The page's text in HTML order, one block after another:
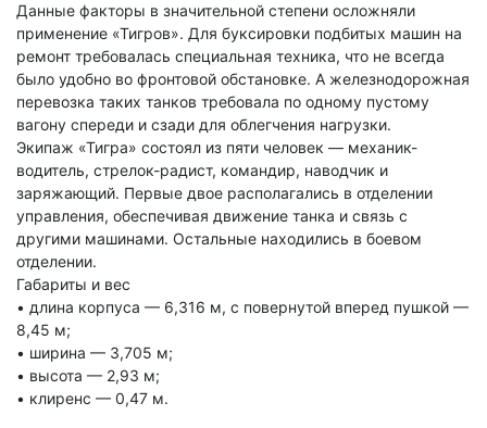
Данные факторы в значительной степени осложняли
применение «Тигров». Для буксировки подбитых машин на
ремонт требовалась специальная техника, что не всегда
было удобно во фронтовой обстановке. А железнодорожная
перевозка таких танков требовала по одному пустому
вагону спереди и сзади для облегчения нагрузки.
Экипаж «Тигра» состоял из пяти человек — механик-
водитель, стрелок-радист, командир, наводчик и
заряжающий. Первые двое располагались в отделении
управления, обеспечивая движение танка и связь с
другими машинами. Остальные находились в боевом
отделении.
Габариты и вес
• длина корпуса — 6,316 м, с повернутой вперед пушкой —
8,45 м;
• ширина — 3,705 м;
• высота — 2,93 м;
• клиренс — 0,47 м.